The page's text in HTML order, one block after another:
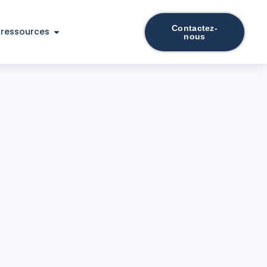
Contactez-
nous